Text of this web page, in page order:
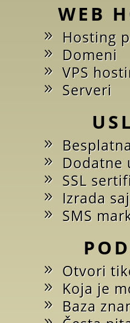
WEB
Hosting
Domeni
VPS
Serveri
Dodatne
SSL
Izrada
SMS
Otvori
Koja je
Baza